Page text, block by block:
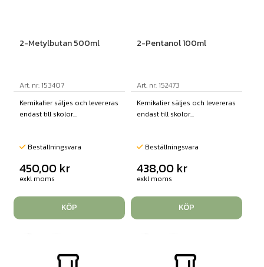
2-Metylbutan 500ml
Art. nr: 153407
Kemikalier säljes och levereras
endast till skolor...
Beställningsvara
450,00 kr
exkl moms
KÖP
2-Pentanol 100ml
Art. nr: 152473
Kemikalier säljes och levereras
endast till skolor...
Beställningsvara
438,00 kr
exkl moms
KÖP